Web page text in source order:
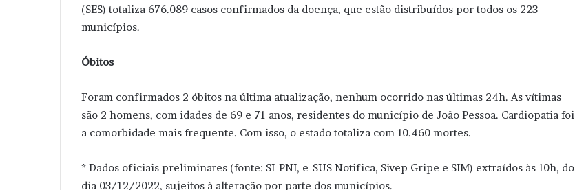
(SES) totaliza 676.089 casos confirmados da doença, que estão distribuídos por todos os 223
municípios.
Óbitos
Foram confirmados 2 óbitos na última atualização, nenhum ocorrido nas últimas 24h. As vítimas
são 2 homens, com idades de 69 e 71 anos, residentes do município de João Pessoa. Cardiopatia foi
a comorbidade mais frequente. Com isso, o estado totaliza com 10.460 mortes.
* Dados oficiais preliminares (fonte: SI-PNI, e-SUS Notifica, Sivep Gripe e SIM) extraídos às 10h, do
dia 03/12/2022, sujeitos à alteração por parte dos municípios.